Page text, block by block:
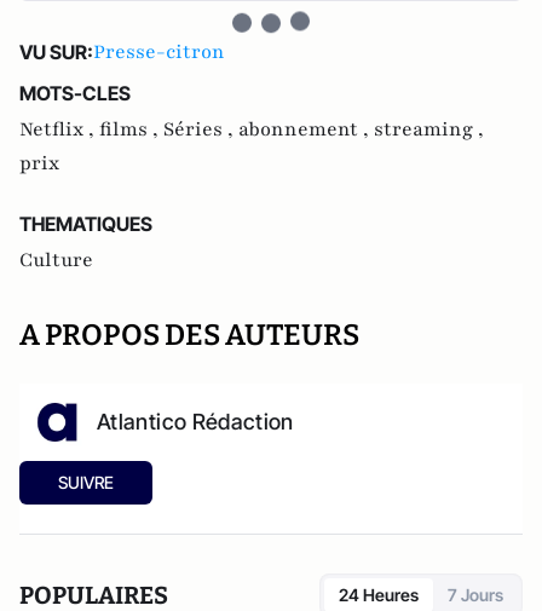
VU SUR:Presse-citron
MOTS-CLES
Netflix , films , Séries , abonnement , streaming ,
prix
THEMATIQUES
Culture
A PROPOS DES AUTEURS
Atlantico Rédaction
SUIVRE
POPULAIRES 24 Heures 7 Jours